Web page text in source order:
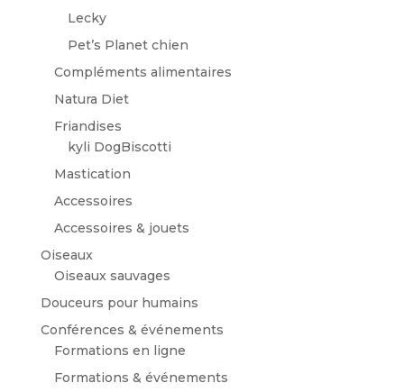
Lecky
Pet’s Planet chien
Compléments alimentaires
Natura Diet
Friandises
kyli DogBiscotti
Mastication
Accessoires
Accessoires & jouets
Oiseaux
Oiseaux sauvages
Douceurs pour humains
Conférences & événements
Formations en ligne
Formations & événements